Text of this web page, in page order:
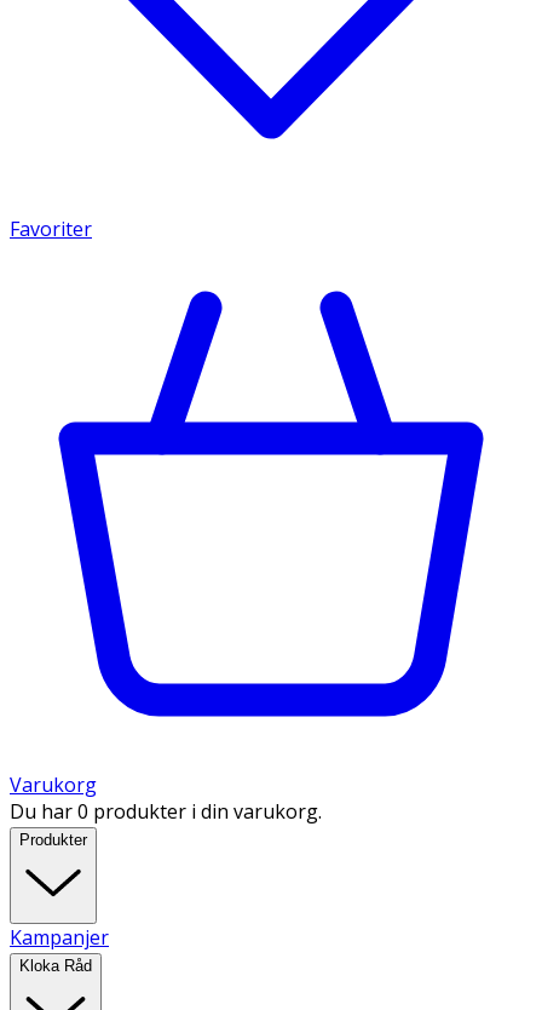
Favoriter
Varukorg
Du har 0 produkter i din varukorg.
Produkter
Kampanjer
Kloka Råd